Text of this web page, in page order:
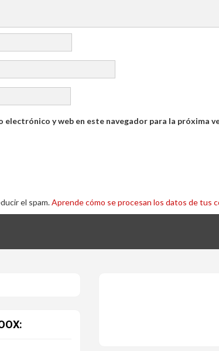
electrónico y web en este navegador para la próxima
el spam.Aprende cómo se procesan los datos de tus